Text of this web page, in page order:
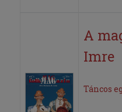
A
Imre
Táncos